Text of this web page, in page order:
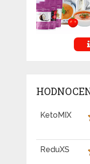
KetoMIX
ReduXS